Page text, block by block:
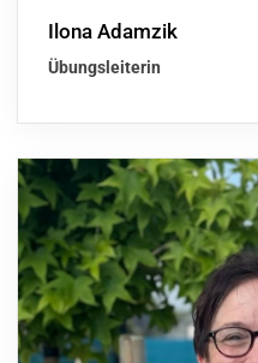
Ilona Adamzik
Übungsleiterin